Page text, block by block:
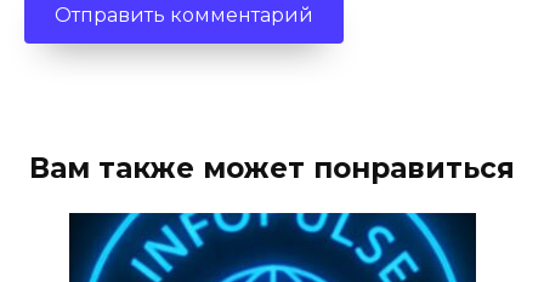
Вам также может понравиться